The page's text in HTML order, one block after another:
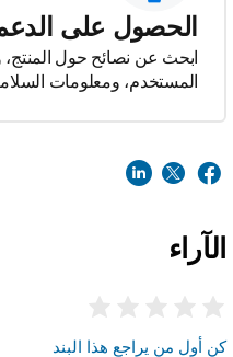
الحصول على الدعم
ابحث عن نصائح حول المنتج،
المستخدم، ومعلومات
الآراء
كن أول من يراجع هذا البند